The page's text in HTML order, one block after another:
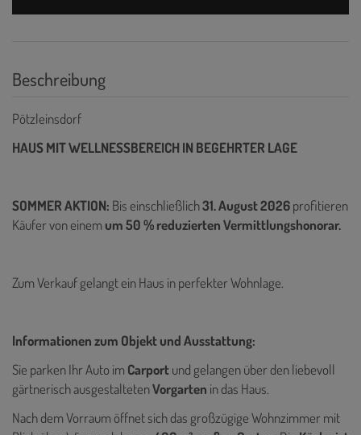
Beschreibung
Pötzleinsdorf
HAUS MIT WELLNESSBEREICH IN BEGEHRTER LAGE
SOMMER AKTION: Bis einschließlich31. August 2026profitieren
Käufer von einem um 50 % reduzierten Vermittlungshonorar.
Zum Verkauf gelangt ein Haus in perfekter Wohnlage.
Informationen zum Objekt und Ausstattung:
Sie parken Ihr Auto im Carportund gelangen über den liebevoll
gärtnerisch ausgestaltetenVorgarten in das Haus.
Nach dem Vorraum öffnet sich das großzügige Wohnzimmer mit